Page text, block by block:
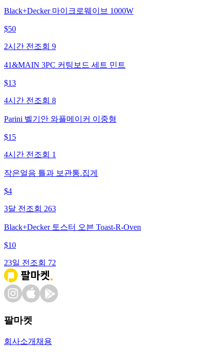
Black+Decker 마이크로웨이브 1000W
$50
2시간 전 조회 9
41&MAIN 3PC 커팅보드 세트 민트
$13
4시간 전 조회 8
Parini 벨기안 와플메이커 이중형
$15
4시간 전 조회 1
작은얼음 틀과 보관통.집게
$4
3달 전 조회 263
Black+Decker 토스터 오븐 Toast-R-Oven
$10
23일 전 조회 72
팔마켓
회사소개 채용